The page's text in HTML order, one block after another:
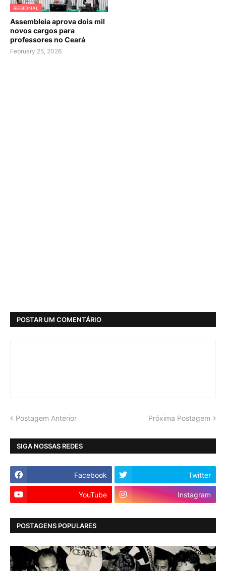
REGIONAL
Assembleia aprova dois mil
novos cargos para
professores no Ceará
February 25, 2026
POSTAR UM COMENTÁRIO
Postagem Anterior Próxima Postagem
SIGA NOSSAS REDES
Facebook Twitter
YouTube Instagram
POSTAGENS POPULARES